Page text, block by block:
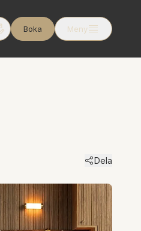
Boka Meny
Dela